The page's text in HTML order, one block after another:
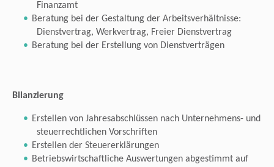
Finanzamt
Beratung bei der Gestaltung der Arbeitsverhältnisse:
Dienstvertrag, Werkvertrag, Freier Dienstvertrag
Beratung bei der Erstellung von Dienstverträgen
Bilanzierung
Erstellen von Jahresabschlüssen nach Unternehmens- und
steuerrechtlichen Vorschriften
Erstellen der Steuererklärungen
Betriebswirtschaftliche Auswertungen abgestimmt auf